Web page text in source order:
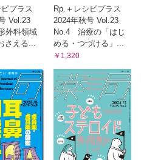
大丈夫？（坂野 昌志）
管から脂肪乳剤を投与してもい
ットは？ 課題は？ ─処方薬選
ほか）
ク医薬品に変更する際の注意点
オシミラーに変更する際の注意
形選択のポイントは？（百
プラス
Vol.23
外科領域
さえる...
Rp.＋レシピプラス
2024年秋号 Vol.23
No.4 治療の「はじ
める・つづける」...
￥1,320